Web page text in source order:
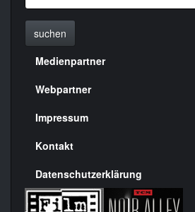
suchen
Menülinks
rechte
Seite
Medienpartner
Webpartner
Impressum
Kontakt
Datenschutzerklärung